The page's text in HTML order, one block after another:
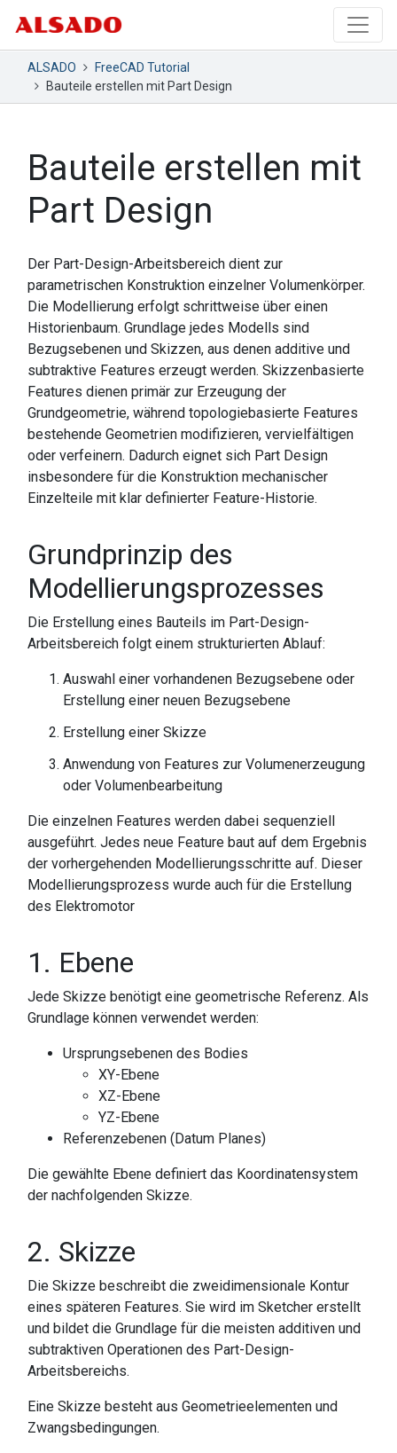
ALSADO
FreeCAD Tutorial
Bauteile erstellen mit Part Design
Bauteile erstellen mit
Part Design
Der Part-Design-Arbeitsbereich dient zur
parametrischen Konstruktion einzelner Volumenkörper.
Die Modellierung erfolgt schrittweise über einen
Historienbaum. Grundlage jedes Modells sind
Bezugsebenen und Skizzen, aus denen additive und
subtraktive Features erzeugt werden. Skizzenbasierte
Features dienen primär zur Erzeugung der
Grundgeometrie, während topologiebasierte Features
bestehende Geometrien modifizieren, vervielfältigen
oder verfeinern. Dadurch eignet sich Part Design
insbesondere für die Konstruktion mechanischer
Einzelteile mit klar definierter Feature-Historie.
Grundprinzip des
Modellierungsprozesses
Die Erstellung eines Bauteils im Part-Design-
Arbeitsbereich folgt einem strukturierten Ablauf:
Auswahl einer vorhandenen Bezugsebene oder
Erstellung einer neuen Bezugsebene
Erstellung einer Skizze
Anwendung von Features zur Volumenerzeugung
oder Volumenbearbeitung
Die einzelnen Features werden dabei sequenziell
ausgeführt. Jedes neue Feature baut auf dem Ergebnis
der vorhergehenden Modellierungsschritte auf. Dieser
Modellierungsprozess wurde auch für die Erstellung
des Elektromotor
1. Ebene
Jede Skizze benötigt eine geometrische Referenz. Als
Grundlage können verwendet werden:
Ursprungsebenen des Bodies
XY-Ebene
XZ-Ebene
YZ-Ebene
Referenzebenen (Datum Planes)
Die gewählte Ebene definiert das Koordinatensystem
der nachfolgenden Skizze.
2. Skizze
Die Skizze beschreibt die zweidimensionale Kontur
eines späteren Features. Sie wird im Sketcher erstellt
und bildet die Grundlage für die meisten additiven und
subtraktiven Operationen des Part-Design-
Arbeitsbereichs.
Eine Skizze besteht aus Geometrieelementen und
Zwangsbedingungen.